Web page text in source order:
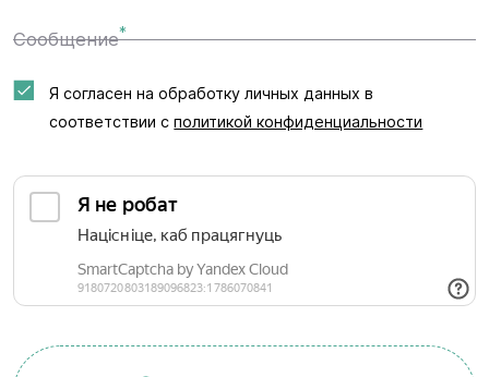
Сообщение*
Я согласен на обработку личных данных в
соответствии сполитикой конфиденциальности